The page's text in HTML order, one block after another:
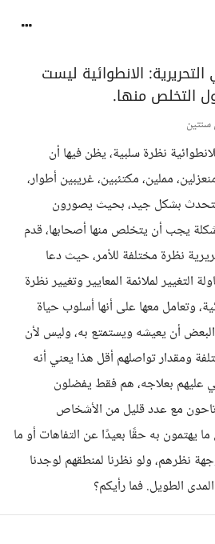
الانطوائية ليست
التخلص منها.
سنتين
نظرة سلبية، يظن فيها أن
مملين، مكتئبين، غريبين أطوار،
بشكل جيد، بحيث يصورون
يجب أن يتخلص منها أصحابها، قدم
نظرة مختلفة للأمر، حيث دعا
لملائمة المعايير وتغيير نظرة
وتعامل معها على أنها أسلوب حياة
أن يعيشه ويستمتع به، وليس لأن
ومقدار تواصلهم أقل هذا يعني أنه
بعلاجه، هم فقط يفضلون
مع عدد قليل من الأشخاص
يهتمون به حقًا بعيدًا عن التفاهات أو ما
نظرهم، ولو نظرنا لمنطقهم لوجدنا
الطويل. فما رأيكم؟